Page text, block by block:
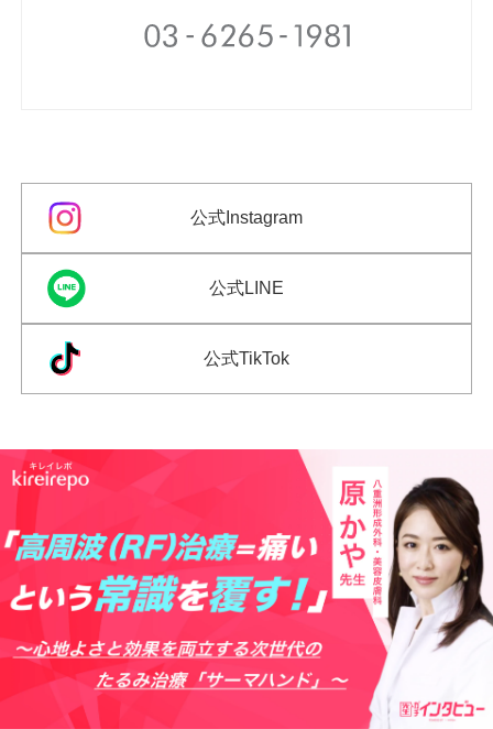
公式Instagram
公式LINE
公式TikTok